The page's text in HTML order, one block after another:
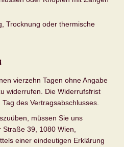
Trocknung oder thermische
vierzehn Tagen ohne Angabe
widerrufen. Die Widerrufsfrist
des Vertragsabschlusses.
müssen Sie uns
39, 1080 Wien,
einer eindeutigen Erklärung